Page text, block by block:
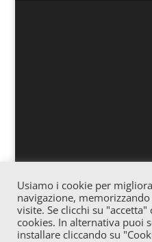
Associazione culturale
Gagliano – Cod. fiscale:
Registro Stampa c/o
Direttore
Usiamo i cookie per
navigazione,
visite. Se clicchi su
cookies. In alternativa puoi
installare cliccando su